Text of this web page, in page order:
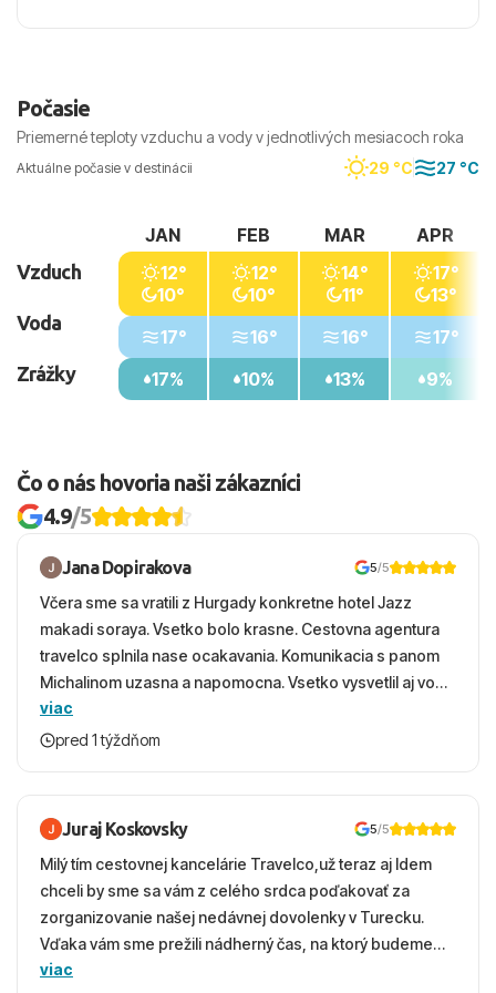
Počasie
Priemerné teploty vzduchu a vody v jednotlivých mesiacoch roka
Aktuálne počasie v destinácii 29 °C 27 °C
Vzduch
Voda
Zrážky
JAN
12°
10°
17°
17%
FEB
12°
10°
16°
10%
MAR
14°
11°
16°
13%
APR
17°
13°
17°
9%
Čo o nás hovoria naši zákazníci
4.9/5
Jana Dopirakova 5/5
Včera sme sa vratili z Hurgady konkretne hotel Jazz
makadi soraya. Vsetko bolo krasne. Cestovna agentura
travelco splnila nase ocakavania. Komunikacia s panom
Michalinom uzasna a napomocna. Vsetko vysvetlil aj vo
vecernych hodinach zaco sa ospravedlnujem. Hotel
krasny, cisty. Sluzby top. Strava, prostredie, more,
viac
pred 1 týždňom
Juraj Koskovsky 5/5
Milý tím cestovnej kancelárie Travelco,už teraz aj Idem
chceli by sme sa vám z celého srdca poďakovať za
zorganizovanie našej nedávnej dovolenky v Turecku.
Vďaka vám sme prežili nádherný čas, na ktorý budeme
ešte dlho s úsmevom spomínať. ​Všetko prebehlo
viac